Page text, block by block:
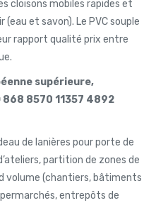
cloisons mobiles rapides et
et savon). Le PVC souple
rapport qualité prix entre
supérieure,
8570 11357 4892
de lanières pour porte de
partition de zones de
volume (chantiers, bâtiments
entrepôts de